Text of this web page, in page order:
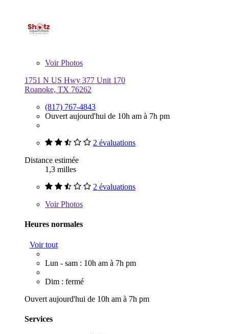
VoirPhotos
1751 N US Hwy 377 Unit 170
Roanoke, TX 76262
(817) 767-4843
Ouvert aujourd'hui de 10h am à 7h pm
2 évaluations
Distance estimée
1,3 milles
2 évaluations
VoirPhotos
Heures normales
Voir tout
Lun - sam : 10h am à 7h pm
Dim : fermé
Ouvert aujourd'hui de 10h am à 7h pm
Services